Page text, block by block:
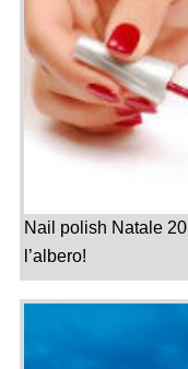
Nail polish Natale
l’albero!